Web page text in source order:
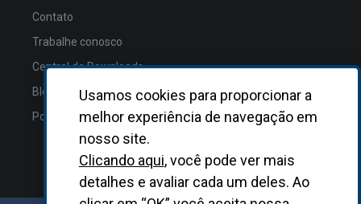
Contato
Trabalhe conosco
Central de Downloads
Blog
Política de Privacidade
Usamos cookies para proporcionar a
melhor experiência de navegação em
nosso site.
Clicando aqui, você pode ver mais
detalhes e avaliar cada um deles. Ao